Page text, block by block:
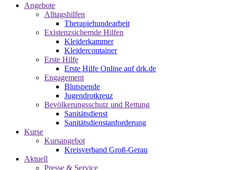
Angebote
Alltagshilfen
Therapiehundearbeit
Existenzsichernde Hilfen
Kleiderkammer
Kleidercontainer
Erste Hilfe
Erste Hilfe Online auf drk.de
Engagement
Blutspende
Jugendrotkreuz
Bevölkerungsschutz und Rettung
Sanitätsdienst
Sanitätsdienstanforderung
Kurse
Kursangebot
Kreisverband Groß-Gerau
Aktuell
Presse & Service